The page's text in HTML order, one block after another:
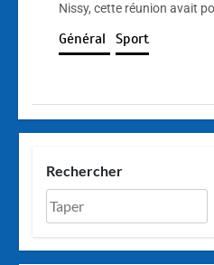
Nissy, cette réunion avait
Général Sport
Rechercher